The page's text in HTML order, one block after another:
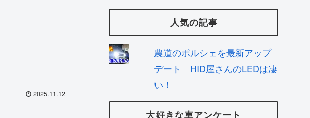
2025.11.12
人気の記事
農道のポルシェを最新アップ
デート HID屋さんのLEDは凄
い！
大好きな車アンケート